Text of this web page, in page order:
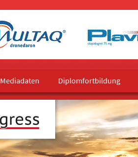
Mediadaten Diplomfortbildung